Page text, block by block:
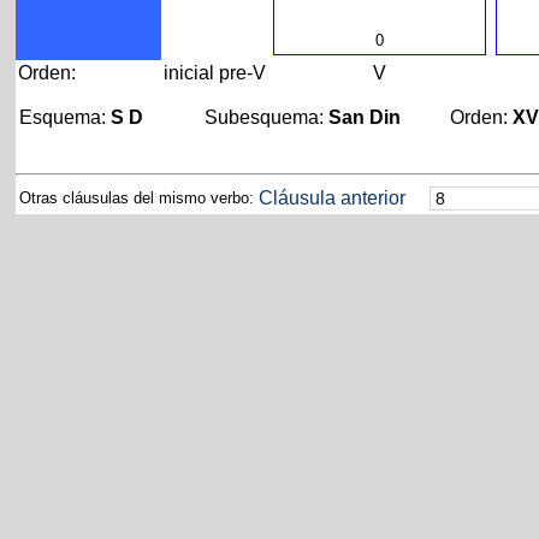
0
Orden: inicial pre-V V
Esquema: S D Subesquema:San Din Orden:
Otras cláusulas del mismo verbo: Cláusula anterior